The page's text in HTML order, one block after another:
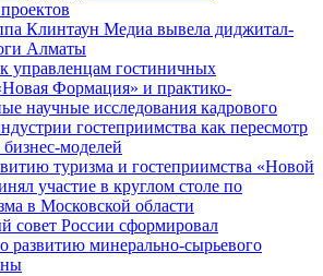
Клинтаун Медиа вывела диджитал-
Алматы
управленцам гостиничных
Формация» и практико-
научные исследования кадрового
гостеприимства как пересмотр
моделей
туризма и гостеприимства «Новой
участие в круглом столе по
в Московской области
совет России сформировал
развитию минерально-сырьевого